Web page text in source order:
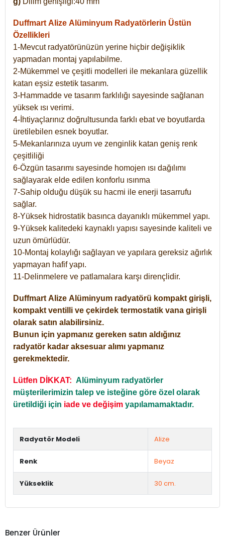
Duffmart Alize Alüminyum Radyatörlerin Üstün
Özellikleri
1-Mevcut radyatörünüzün yerine hiçbir değişiklik
yapmadan montaj yapılabilme.
2-Mükemmel ve çeşitli modelleri ile mekanlara güzellik
katan eşsiz estetik tasarım.
3-Hammadde ve tasarım farklılığı sayesinde sağlanan
yüksek ısı verimi.
4-İhtiyaçlarınız doğrultusunda farklı ebat ve boyutlarda
üretilebilen esnek boyutlar.
5-Mekanlarınıza uyum ve zenginlik katan geniş renk
çeşitliliği
6-Özgün tasarımı sayesinde homojen ısı dağılımı
sağlayarak elde edilen konforlu ısınma
7-Sahip olduğu düşük su hacmi ile enerji tasarrufu
sağlar.
8-Yüksek hidrostatik basınca dayanıklı mükemmel yapı.
9-Yüksek kalitedeki kaynaklı yapısı sayesinde kaliteli ve
uzun ömürlüdür.
10-Montaj kolaylığı sağlayan ve yapılara gereksiz ağırlık
yapmayan hafif yapı.
11-Delinmelere ve patlamalara karşı dirençlidir.
Duffmart Alize Alüminyum radyatörü kompakt girişli,
kompakt ventilli ve çekirdek termostatik vana girişli
olarak satın alabilirsiniz.
Bunun için yapmanız gereken satın aldığınız
radyatör kadar aksesuar alımı yapmanız
gerekmektedir.
Lütfen DİKKAT: Alüminyum radyatörler
müşterilerimizin talep ve isteğine göre özel olarak
üretildiği için iade ve değişim yapılamamaktadır.
Radyatör Modeli Alize
Renk Beyaz
Yükseklik 30 cm.
Benzer Ürünler